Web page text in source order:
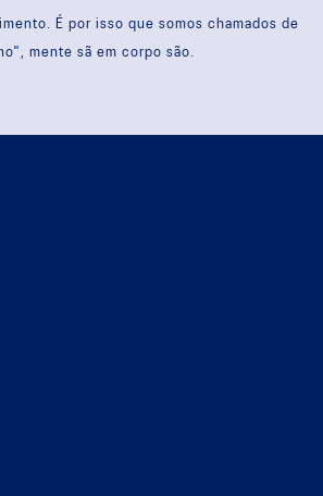
É por isso que somos chamados de
mente sã em corpo são.